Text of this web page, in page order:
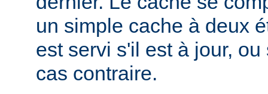
un simple cache à deux
est servi s'il est à jour,
cas contraire.